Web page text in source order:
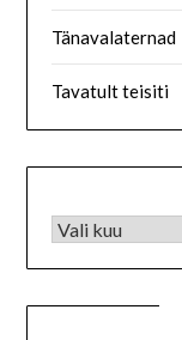
Tänavalaternad
Tavatult teisiti